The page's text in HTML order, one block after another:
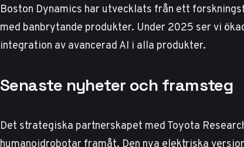
Boston Dynamics har utvecklats från ett
med banbrytande produkter. Under 2025 ser vi
integration av avancerad AI i alla produkter.
Senaste nyheter och framsteg
Det strategiska partnerskapet med Toyota
humanoidrobotar framåt. Den nya elektriska